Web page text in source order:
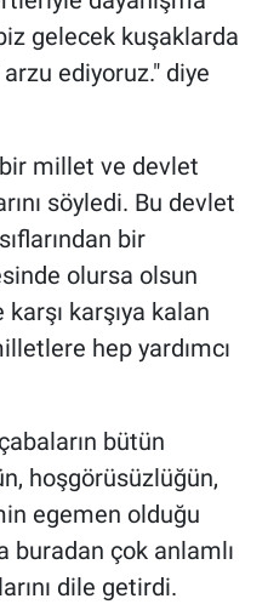
gelecek kuşaklarda
ediyoruz." diye
millet ve devlet
söyledi. Bu devlet
bir
olursa olsun
karşıya kalan
hep yardımcı
bütün
hoşgörüsüzlüğün,
egemen olduğu
buradan çok anlamlı
dile getirdi.